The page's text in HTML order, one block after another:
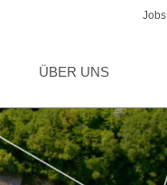
Jobs
ÜBER UNS